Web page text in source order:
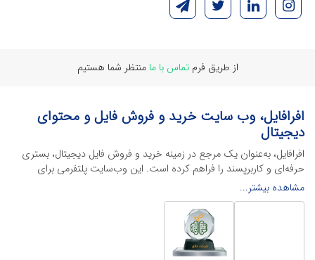
از طریق فرمتماس با ما منتظر شما هستیم
افرافایل، وب سایت خرید و فروش فایل و محتوای
دیجیتال
افرافایل، به‌عنوان یک مرجع در زمینه خرید و فروش فایل دیجیتال، بستری
حرفه‌ای و کاربرپسند را فراهم کرده است. این وب‌سایت‌ پلتفرمی برای
طراحان، دانشجویان و فریلنسرها ایجاد می‌کند تا به راحتی محصولات
دیجیتال خود را به فروش رسانده یا از محتواهایی باکیفیت برای پیشبرد
اهدافشان استفاده کنند.
این سایت با ارائه تنوع گسترده‌ای از محصولات دیجیتال از انواع فایل های
لایه باز نرم افراهای ادیت ویدئو گرفته تا فایل لایه باز فتوشاپ، ایلاستریتور و
مشاهده بیشتر...